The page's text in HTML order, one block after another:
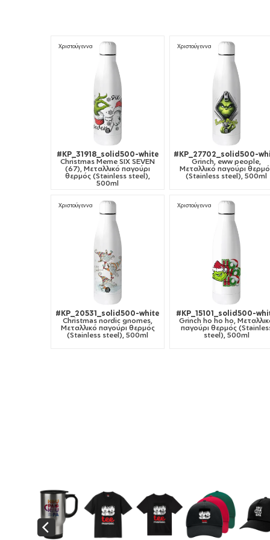
Χριστούγεννα
#KP_31918_solid500-white
Christmas Meme SIX SEVEN
(67), Μεταλλικό παγούρι
θερμός (Stainless steel),
500ml
Χριστούγεννα
#KP_27702_solid500-
Grinch, eww people,
Μεταλλικό παγούρι
(Stainless steel), 500ml
Χριστούγεννα
#KP_20531_solid500-white
Christmas nordic gnomes,
Μεταλλικό παγούρι θερμός
(Stainless steel), 500ml
Χριστούγεννα
#KP_15101_solid500-
Grinch ho ho ho,
παγούρι θερμός
steel), 500ml